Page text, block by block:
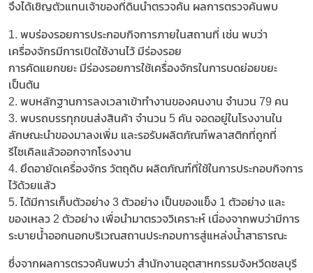
จึงได้เชิญตัวแทนเจ้าของที่ดินนำตรวจค้น ​ผลการตรวจค้นพบ
1. พบร่องรอยการประกอบกิจการภายในสถานที่ เช่น พบว่า
เครื่องจักรมีการเปิดใช้งานไว้ มีร่องรอย
การคัดแยกขยะ มีร่องรอยการใช้เครื่องจักรในการบดย่อยขยะ
เป็นต้น
2. พบหลักฐานการลงเวลาเข้าทำงานของคนงาน จำนวน 79 คน
3. พบรถบรรทุกขนส่งสินค้า จำนวน 5 คัน จอดอยู่ในโรงงานใน
ลักษณะนำของมาลงเพิ่ม และรอรับผลิตภัณฑ์พลาสติกที่ถูกที่
รีไซเคิลแล้วออกจากโรงงาน
4. ยึดอายัดเครื่องจักร วัตถุดิบ ผลิตภัณฑ์ที่ใช้ในการประกอบกิจการ
ไว้ด้วยแล้ว
5. ได้มีการเก็บตัวอย่าง 3 ตัวอย่าง เป็นของแข็ง 1 ตัวอย่าง และ
ของเหลว 2 ตัวอย่าง เพื่อนำมาตรวจวิเคราะห์ เนื่องจากพบว่ามีการ
ระบายน้ำออกนอกบริเวณสถานประกอบการสู่แหล่งน้ำสาธารณะ
ซึ่งจากผลการตรวจค้นพบว่า สำนักงานอุตสาหกรรมจังหวีดชลบุรี